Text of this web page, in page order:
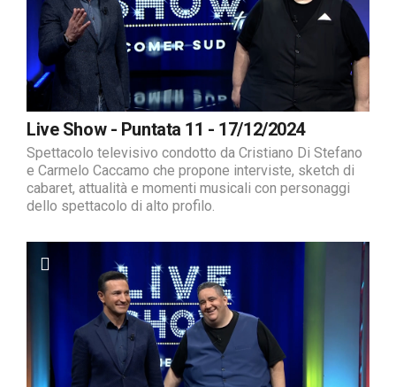
Live Show - Puntata 11 - 17/12/2024
Spettacolo televisivo condotto da Cristiano Di Stefano
e Carmelo Caccamo che propone interviste, sketch di
cabaret, attualità e momenti musicali con personaggi
dello spettacolo di alto profilo.